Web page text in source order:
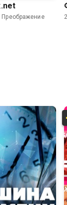
Преображение